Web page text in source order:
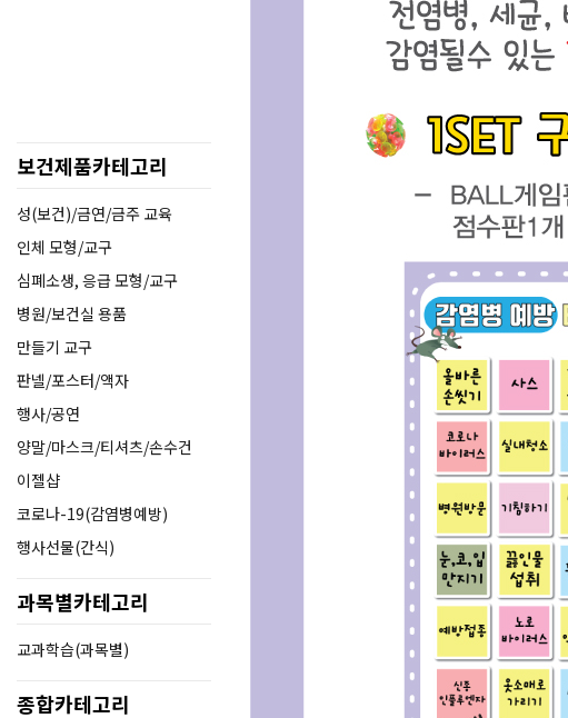
보건제품카테고리
성(보건)/금연/금주 교육
인체 모형/교구
심폐소생, 응급 모형/교구
병원/보건실 용품
만들기 교구
판넬/포스터/액자
행사/공연
양말/마스크/티셔츠/손수건
이젤샵
코로나-19(감염병예방)
행사선물(간식)
과목별카테고리
교과학습(과목별)
종합카테고리